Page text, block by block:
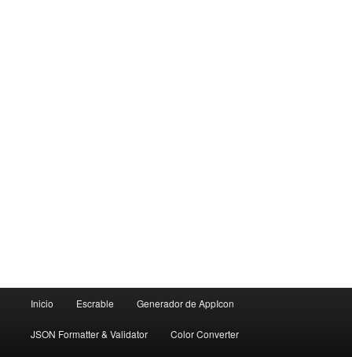
Inicio Escrable Generador de AppIcon
JSON Formatter & Validator Color Converter